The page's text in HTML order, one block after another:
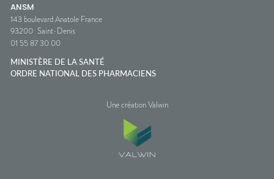
ANSM
143 boulevard Anatole France
93200 Saint-Denis
01 55 87 30 00
MINISTÈRE DE LA SANTÉ
ORDRE NATIONAL DES PHARMACIENS
Une création Valwin